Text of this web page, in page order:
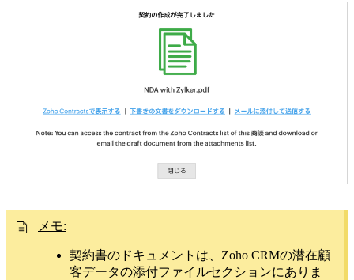
メモ:
契約書のドキュメントは、Zoho CRMの潜在顧
客データの添付ファイルセクションにありま